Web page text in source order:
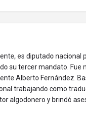
es diputado nacional
su tercer mandato. Fue
Alberto Fernández.
trabajando como
algodonero y brindó